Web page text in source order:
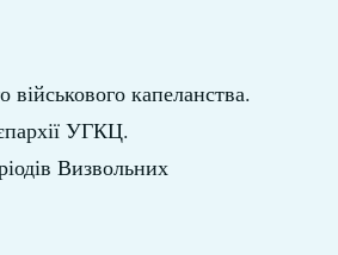
капеланства.
УГКЦ.
Визвольних